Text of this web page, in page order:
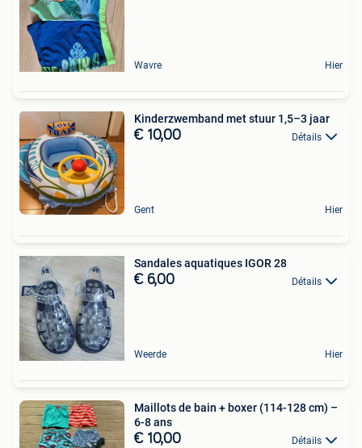
Wavre Hier
Kinderzwemband met stuur 1,5–3 jaar
€ 10,00 Détails
Gent Hier
Sandales aquatiques IGOR 28
€ 6,00 Détails
Weerde Hier
Maillots de bain + boxer (114-128 cm) –
6-8 ans
€ 10,00 Détails